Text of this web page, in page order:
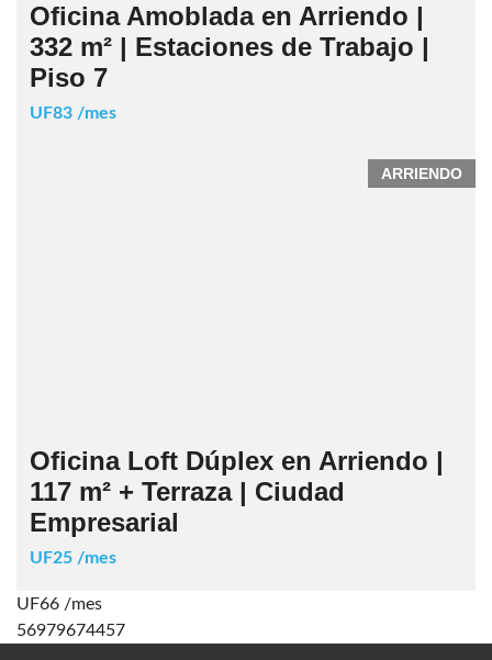
Oficina Amoblada en Arriendo |
332 m² | Estaciones de Trabajo |
Piso 7
UF83 /mes
ARRIENDO
Oficina Loft Dúplex en Arriendo |
117 m² + Terraza | Ciudad
Empresarial
UF25 /mes
UF66 /mes
56979674457